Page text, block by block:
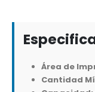
Área de
Cantidad